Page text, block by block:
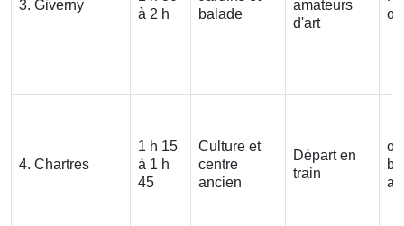
3. Giverny
à 2 h
balade
amateurs
d'art
4. Chartres
1 h 15
à 1 h
45
Culture et
centre
ancien
Départ en
train